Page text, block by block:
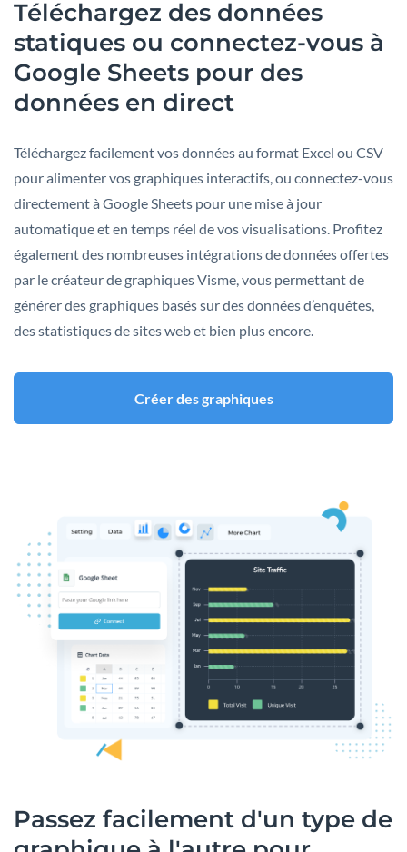
Téléchargez des données
statiques ou connectez-vous à
Google Sheets pour des
données en direct
Téléchargez facilement vos données au format Excel ou CSV
pour alimenter vos graphiques interactifs, ou connectez-vous
directement à Google Sheets pour une mise à jour
automatique et en temps réel de vos visualisations. Profitez
également des nombreuses intégrations de données offertes
par le créateur de graphiques Visme, vous permettant de
générer des graphiques basés sur des données d’enquêtes,
des statistiques de sites web et bien plus encore.
Créer des graphiques
Passez facilement d'un type de